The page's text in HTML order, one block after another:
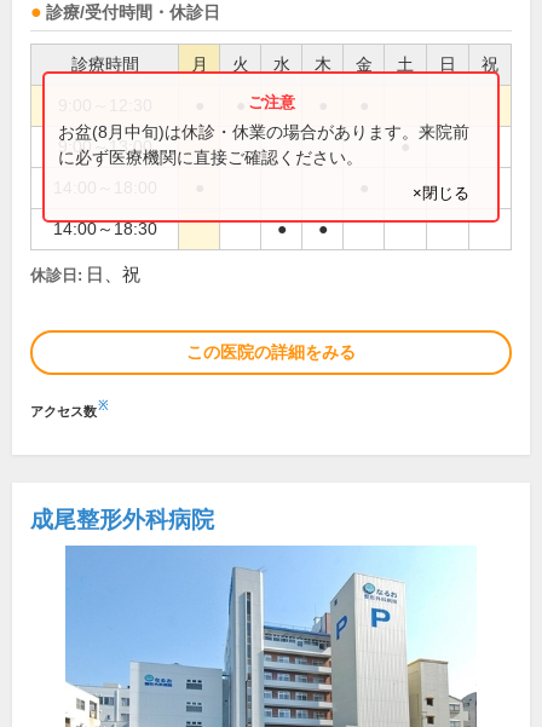
診療/受付時間・休診日
診療時間 月 火 水 木 金 土 日 祝
●
9:00～13:00 ●
14:00～18:30 ● ●
お盆(8月中旬)は休診・休業の場合があります。来院前
に必ず医療機関に直接ご確認ください。
×閉じる
休診日: 日、祝
この医院の詳細をみる
アクセス数※
成尾整形外科病院